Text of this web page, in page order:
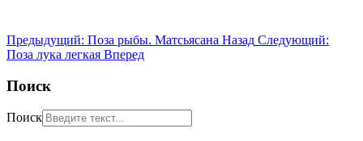
Предыдущий: Поза рыбы. Матсьясана Назад Следующий:
Поза лука легкая Вперед
Поиск
Поиск